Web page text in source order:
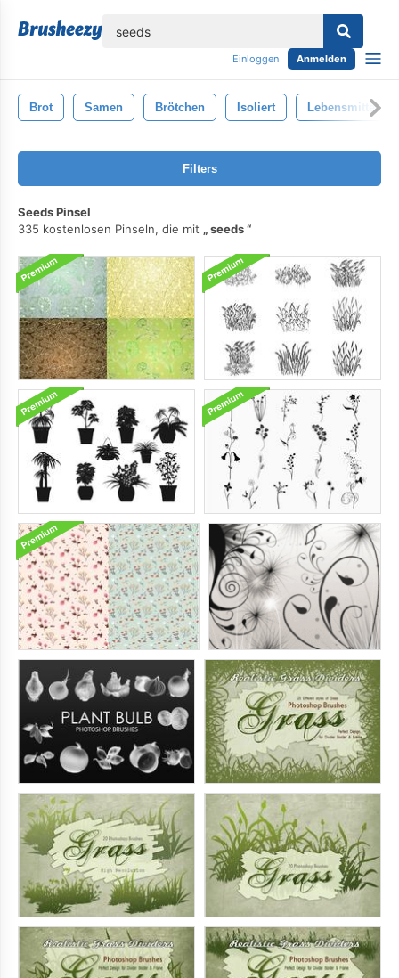
Einloggen Anmelden
Brot Samen Brötchen Isoliert Lebensmittel
Filters
Seeds Pinsel
335 kostenlosen Pinseln, die mit
seeds